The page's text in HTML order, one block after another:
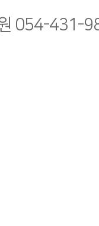
054-431-